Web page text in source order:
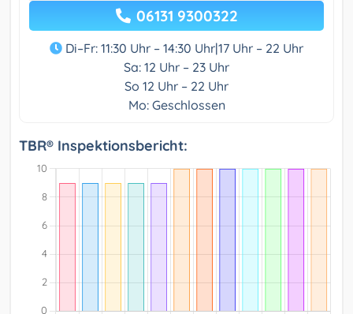
06131 9300322
Di–Fr: 11:30 Uhr – 14:30 Uhr|17 Uhr – 22 Uhr
Sa: 12 Uhr – 23 Uhr
So 12 Uhr – 22 Uhr
Mo: Geschlossen
TBR® Inspektionsbericht: